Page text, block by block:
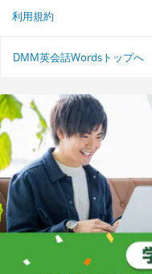
利用規約
DMM英会話Wordsトップへ